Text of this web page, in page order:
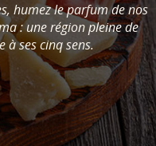
humez le parfum de nos
: une région pleine de
à ses cinq sens.